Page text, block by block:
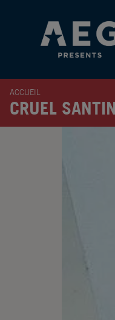
ACCUEIL
CRUEL